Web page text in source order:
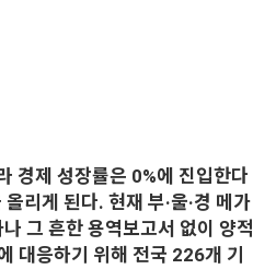
경제 성장률은 0%에 진입한다
리게 된다. 현재 부·울·경 메가
그 흔한 용역보고서 없이 양적
대응하기 위해 전국 226개 기